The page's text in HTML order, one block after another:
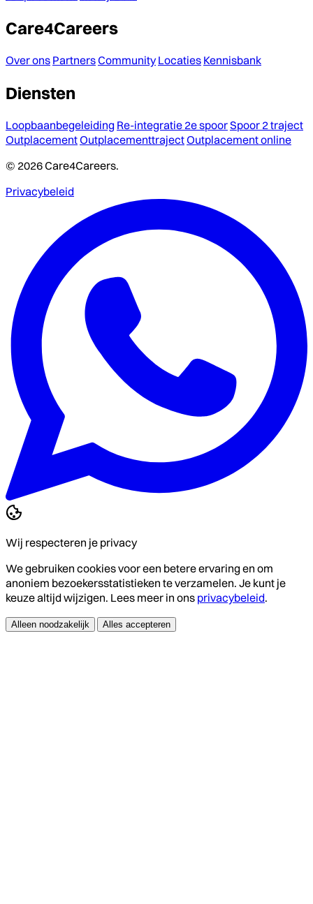
Care4Careers
Over ons PartnersCommunity Locaties Kennisbank
Diensten
Loopbaanbegeleiding Re-integratie 2e spoorSpoor 2 traject
OutplacementOutplacementtrajectOutplacement online
© 2026 Care4Careers.
Privacybeleid
Wij respecteren je privacy
We gebruiken cookies voor een betere ervaring en om
anoniem bezoekersstatistieken te verzamelen. Je kunt je
keuze altijd wijzigen. Lees meer in ons privacybeleid.
Alleen noodzakelijk Alles accepteren